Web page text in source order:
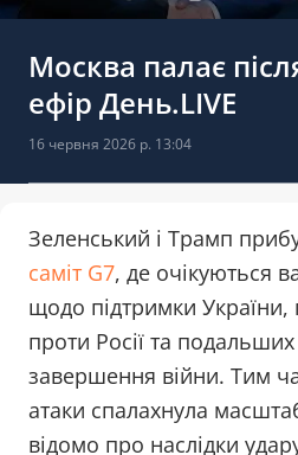
Москва палає
ефір День.LIVE
16 червня 2026 р. 13:04
Зеленський і Трамп
саміт G7, де очікуються
щодо підтримки України,
проти Росії та подальших
завершення війни. Тим
атаки спалахнула
відомо про наслідки